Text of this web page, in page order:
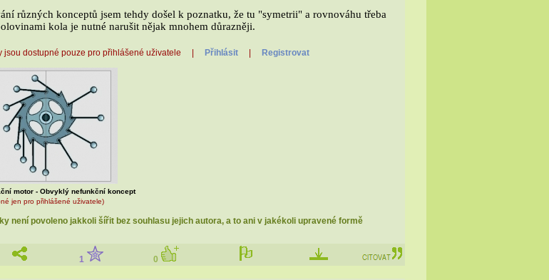
různých konceptů jsem tehdy došel k poznatku, že tu "symetrii" a rovnováhu třeba
kola je nutné narušit nějak mnohem důrazněji.
jsou dostupné pouze pro přihlášené uživatele | Přihlásit Registrovat
motor - Obvyklý nefunkční koncept
jen pro přihlášené uživatele)
není povoleno jakkoli šířit bez souhlasu jejich autora, a to ani v jakékoli upravené formě
1 0